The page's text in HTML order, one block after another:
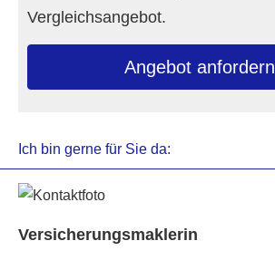
Vergleichsangebot.
An­ge­bot an­for­dern
Ich bin gerne für Sie da:
Ver­sicherungs­maklerin